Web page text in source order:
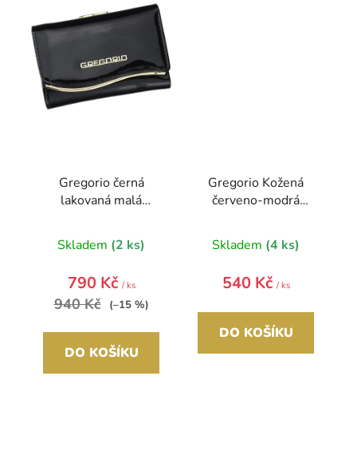
Gregorio černá
lakovaná malá
peněženka v dárkové
krabičce ZLF-117
Skladem (2 ks)
790 Kč / ks
940 Kč (–15 %)
DO KOŠÍKU
Gregorio Kožená
červeno-modrá
dárkové krabičce
Skladem (4 ks)
540 Kč / ks
DO KOŠÍKU